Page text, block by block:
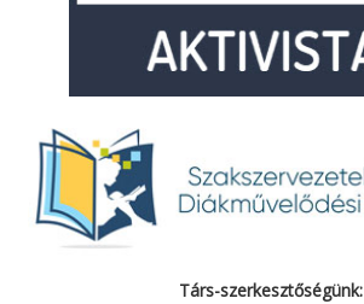
Társ-szerkesztőségünk: